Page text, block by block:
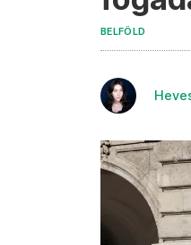
BELFÖLD